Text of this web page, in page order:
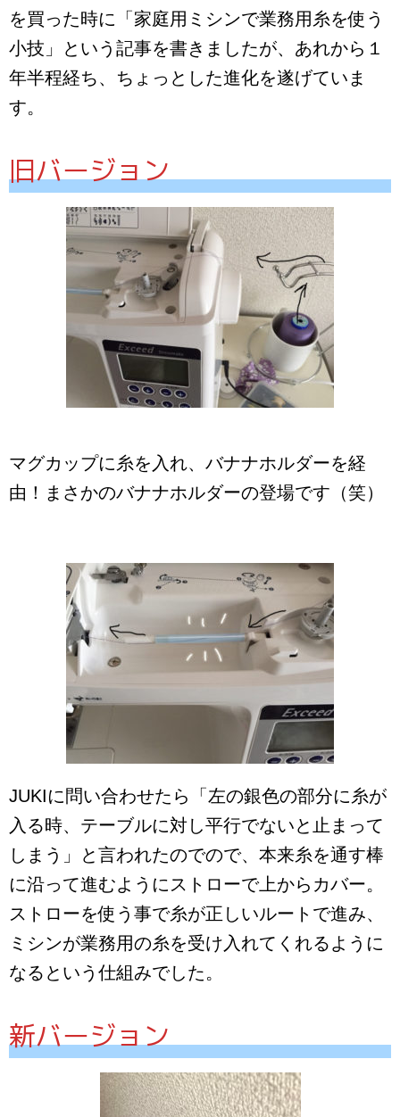
を買った時に「家庭用ミシンで業務用糸を使う
小技」という記事を書きましたが、あれから１
年半程経ち、ちょっとした進化を遂げていま
す。
旧バージョン
マグカップに糸を入れ、バナナホルダーを経
由！まさかのバナナホルダーの登場です（笑）
JUKIに問い合わせたら「左の銀色の部分に糸が
入る時、テーブルに対し平行でないと止まって
しまう」と言われたのでので、本来糸を通す棒
に沿って進むようにストローで上からカバー。
ストローを使う事で糸が正しいルートで進み、
ミシンが業務用の糸を受け入れてくれるように
なるという仕組みでした。
新バージョン